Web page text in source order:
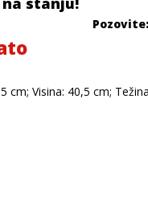
Pozovite:
cm; Visina: 40,5 cm;